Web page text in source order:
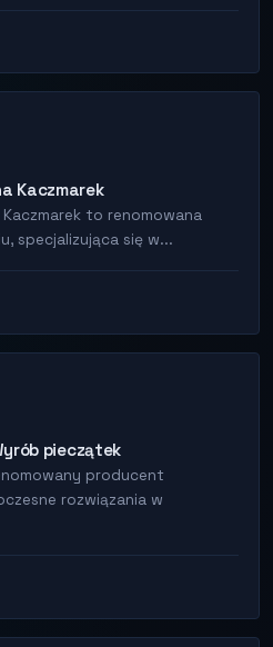
Kaczmarek
to renomowana
specjalizująca się w...
pieczątek
producent
rozwiązania w